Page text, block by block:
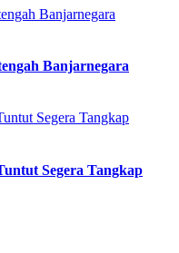
Banjarnegara
Segera Tangkap